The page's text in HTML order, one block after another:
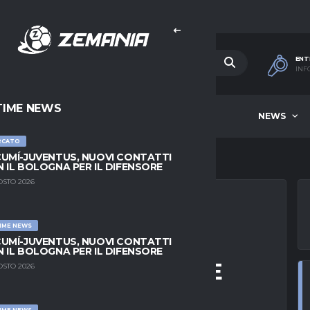
NEWS
NEWS
JUVENTUS, NUOVI CONTATTI
IL BOLOGNA PER IL DIFENSORE
2026
NEWS
JUVENTUS, NUOVI CONTATTI
IL BOLOGNA PER IL DIFENSORE
2026
KULUSEVSKI
AL GIOCATORE